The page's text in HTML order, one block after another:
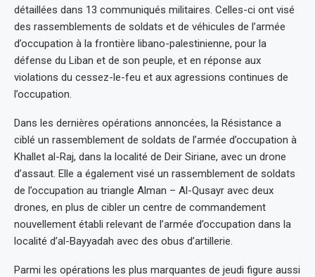
détaillées dans 13 communiqués militaires. Celles-ci ont visé
des rassemblements de soldats et de véhicules de l’armée
d’occupation à la frontière libano-palestinienne, pour la
défense du Liban et de son peuple, et en réponse aux
violations du cessez-le-feu et aux agressions continues de
l’occupation.
Dans les dernières opérations annoncées, la Résistance a
ciblé un rassemblement de soldats de l’armée d’occupation à
Khallet al-Raj, dans la localité de Deir Siriane, avec un drone
d’assaut. Elle a également visé un rassemblement de soldats
de l’occupation au triangle Alman – Al-Qusayr avec deux
drones, en plus de cibler un centre de commandement
nouvellement établi relevant de l’armée d’occupation dans la
localité d’al-Bayyadah avec des obus d’artillerie.
Parmi les opérations les plus marquantes de jeudi figure aussi